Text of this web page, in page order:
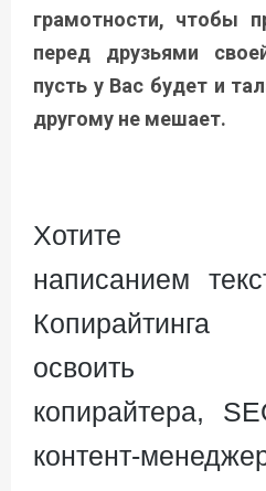
грамотности, чтобы
перед друзьями
пусть у Вас будет и
другому не мешает.
Хотите
написанием
освоить
копирайтера,
контент-